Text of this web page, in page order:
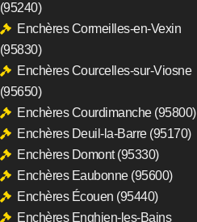
(95240)
Enchères Cormeilles-en-Vexin
(95830)
Enchères Courcelles-sur-Viosne
(95650)
Enchères Courdimanche (95800)
Enchères Deuil-la-Barre (95170)
Enchères Domont (95330)
Enchères Eaubonne (95600)
Enchères Écouen (95440)
Enchères Enghien-les-Bains